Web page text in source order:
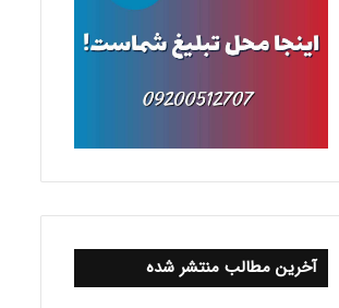
آخرین مطالب منتشر شده